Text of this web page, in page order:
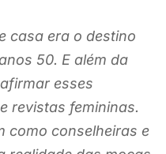
casa era o destino
50. E além da
esses
revistas femininas.
como conselheiras e